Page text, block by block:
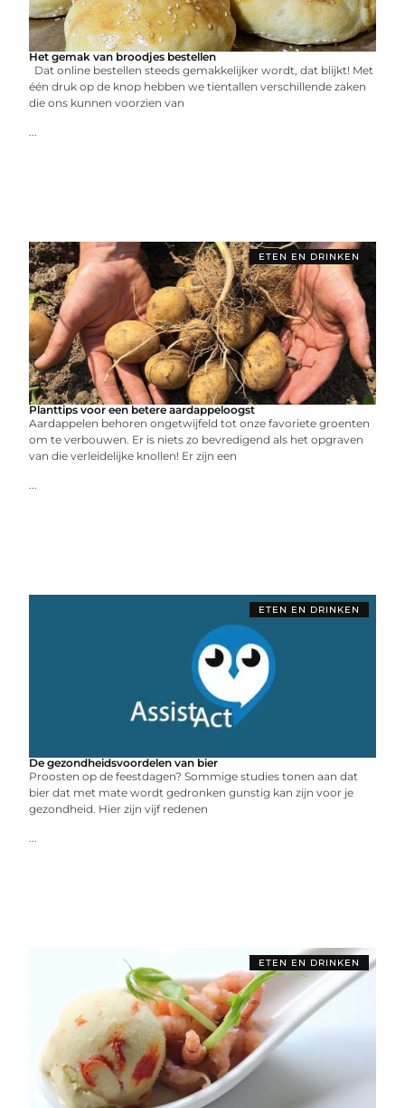
Het gemak van broodjes bestellen
Dat online bestellen steeds gemakkelijker wordt, dat blijkt! Met
één druk op de knop hebben we tientallen verschillende zaken
die ons kunnen voorzien van
...
ETEN EN DRINKEN
Planttips voor een betere aardappeloogst
Aardappelen behoren ongetwijfeld tot onze favoriete groenten
om te verbouwen. Er is niets zo bevredigend als het opgraven
van die verleidelijke knollen! Er zijn een
...
ETEN EN DRINKEN
De gezondheidsvoordelen van bier
Proosten op de feestdagen? Sommige studies tonen aan dat
bier dat met mate wordt gedronken gunstig kan zijn voor je
gezondheid. Hier zijn vijf redenen
...
ETEN EN DRINKEN